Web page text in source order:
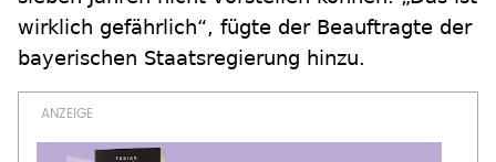
wirklich gefährlich“, fügte der Beauftragte der
bayerischen Staatsregierung hinzu.